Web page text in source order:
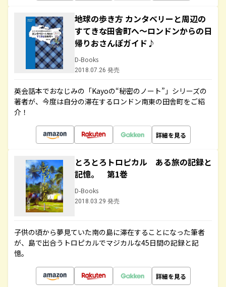
地球の歩き方 カンタベリーと周辺の
すてきな田舎町へ～ロンドンからの日
帰りおさんぽガイド♪
D-Books
2018.07.26 発売
英会話本でおなじみの「Kayoの“秘密のノート”」シリーズの
著者が、今度は自分の滞在するロンドン南東の田舎町をご紹
介！
詳細を見る
とろとろトロピカル ある旅の記録と
記憶。 第1巻
D-Books
2018.03.29 発売
子供の頃から夢見ていた南の島に滞在することになった筆者
が、島で出合うトロピカルでマジカルな45日間の記録と記
憶。
詳細を見る